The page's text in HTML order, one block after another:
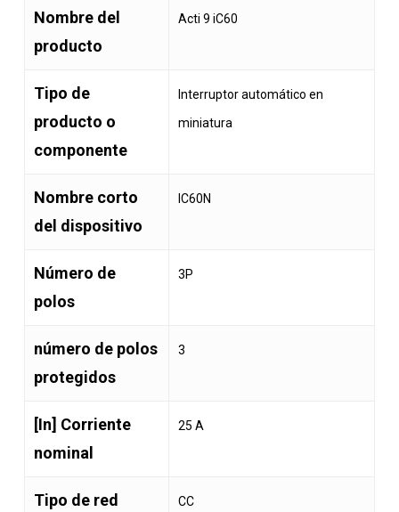
Nombre del
producto
Acti 9 iC60
Tipo de
producto o
componente
Interruptor automático en
miniatura
Nombre corto
del dispositivo
IC60N
Número de
polos
3P
número de polos
protegidos
3
[In] Corriente
nominal
25 A
Tipo de red
CC